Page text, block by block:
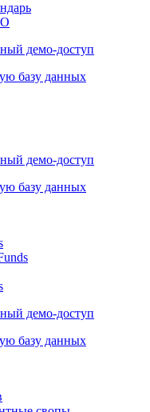
базу данных
базу данных
базу данных